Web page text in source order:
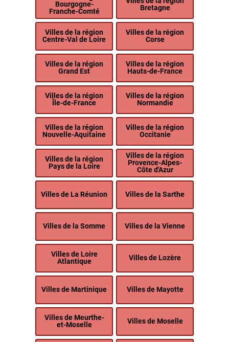
Bourgogne-
Franche-Comté
Bretagne
Villes de la région
Centre-Val de Loire
Villes de la région
Corse
Villes de la région
Grand Est
Villes de la région
Hauts-de-France
Villes de la région
Île-de-France
Villes de la région
Normandie
Villes de la région
Nouvelle-Aquitaine
Villes de la région
Occitanie
Villes de la région
Pays de la Loire
Villes de la région
Provence-Alpes-
Côte d'Azur
Villes de La Réunion Villes de la Sarthe
Villes de la Somme Villes de la Vienne
Villes de Loire
Atlantique
Villes de Lozère
Villes de Martinique Villes de Mayotte
Villes de Meurthe-
et-Moselle
Villes de Moselle